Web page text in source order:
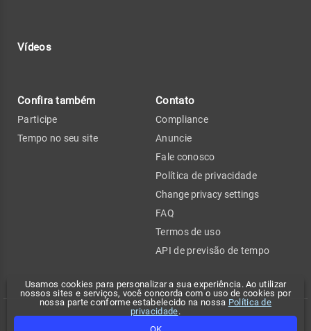
Usamos cookies para personalizar a sua experiência. Ao utilizar
nossos sites e serviços, você concorda com o uso de cookies por
nossa parte conforme estabelecido na nossa Política de
privacidade.
Vídeos
Confira também
Participe
Tempo no seu site
Contato
Compliance
Anuncie
Fale conosco
Política de privacidade
Change privacy settings
FAQ
Termos de uso
API de previsão de tempo
Copyright 2026 - Climatempo. Todos os direitos reservados.